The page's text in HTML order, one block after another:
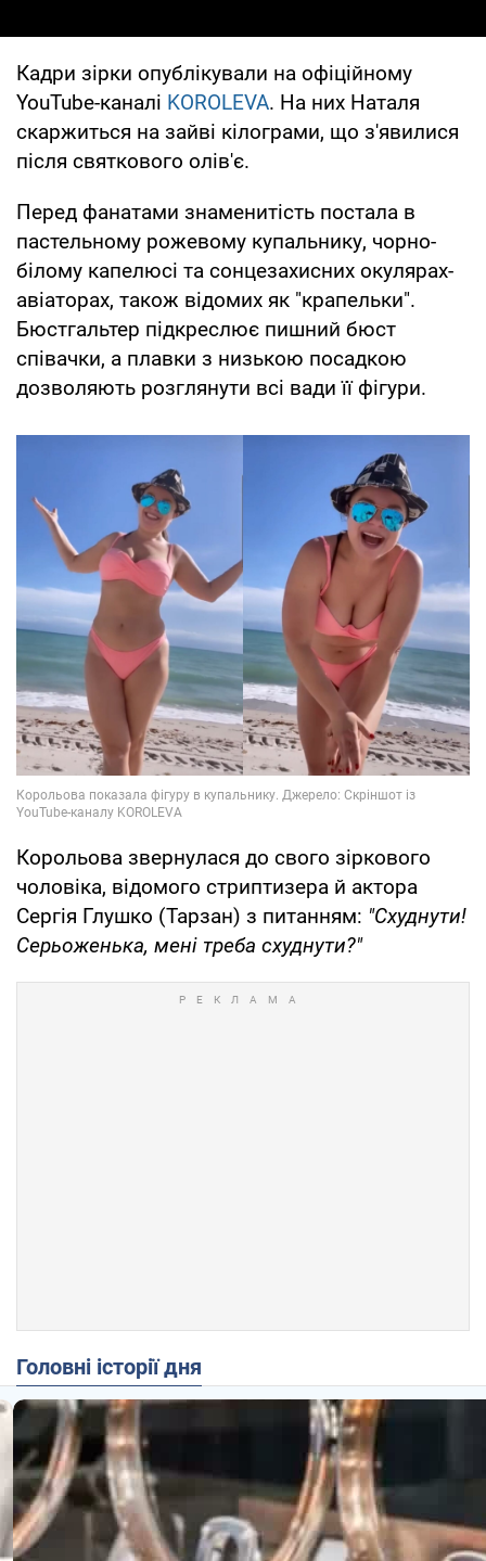
Кадри зірки опублікували на офіційному
YouTube-каналі KOROLEVA. На них Наталя
скаржиться на зайві кілограми, що з'явилися
після святкового олів'є.
Перед фанатами знаменитість постала в
пастельному рожевому купальнику, чорно-
білому капелюсі та сонцезахисних окулярах-
авіаторах, також відомих як "крапельки".
Бюстгальтер підкреслює пишний бюст
співачки, а плавки з низькою посадкою
дозволяють розглянути всі вади її фігури.
Корольова звернулася до свого зіркового
чоловіка, відомого стриптизера й актора
Сергія Глушко (Тарзан) з питанням: "Схуднути!
Серьоженька, мені треба схуднути?"
Головні історії дня